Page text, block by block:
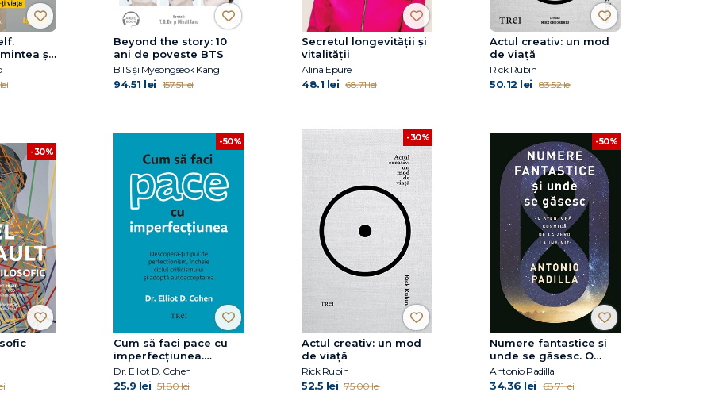
și
Beyond the story: 10
ani de poveste BTS
BTS și Myeongseok Kang
94.51 lei 157.51 lei
Secretul longevității și
vitalității
Alina Epure
48.1 lei 68.71 lei
Actul creativ: un mod
de viață
Rick Rubin
50.12 lei 83.52 lei
-30%
-50%
Cum să faci pace cu
imperfecțiunea.
Descoperă-ți tipul de
perfecționism, încheie
ciclul criticismului și
Dr. Elliot D. Cohen
25.9 lei 51.80 lei
-30%
Actul creativ: un mod
de viață
Rick Rubin
52.5 lei 75.00 lei
-50%
Numere fantastice și
unde se găsesc. O
aventura cosmică de
la zero la infinit
Antonio Padilla
34.36 lei 68.71 lei